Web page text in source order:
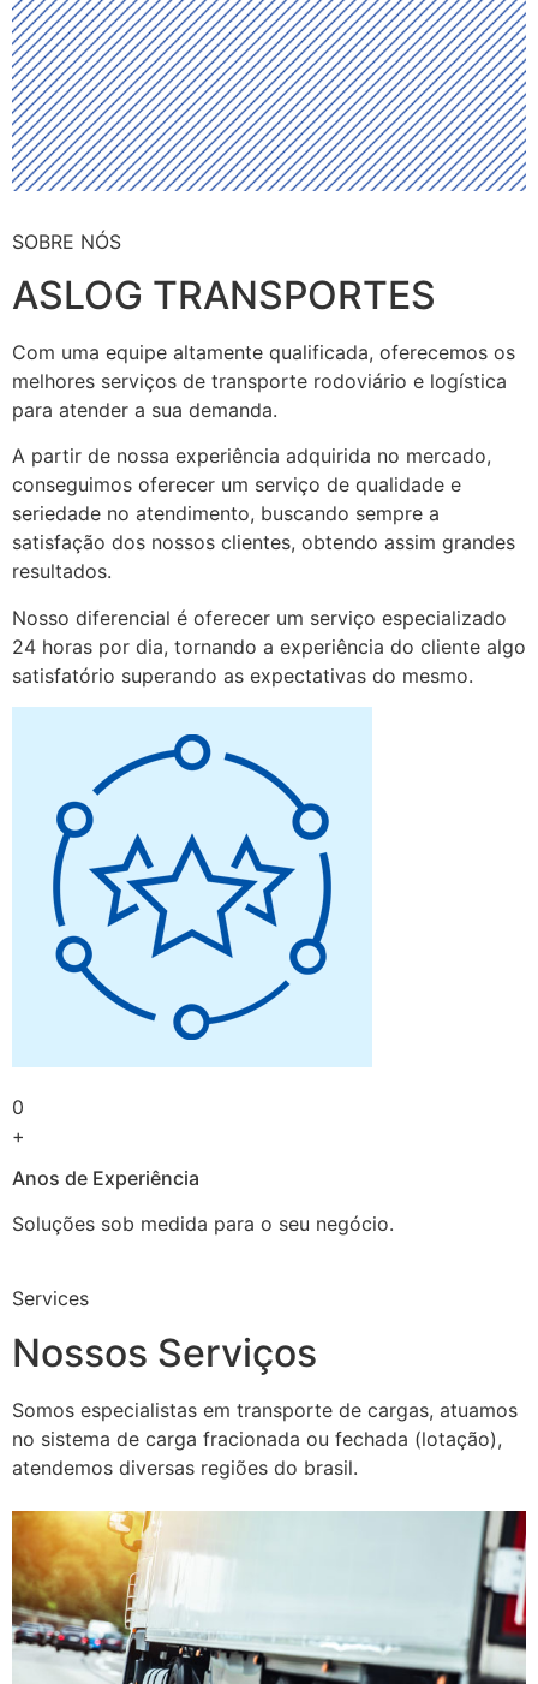
SOBRE NÓS
ASLOG TRANSPORTES
Com uma equipe altamente qualificada, oferecemos os
melhores serviços de transporte rodoviário e logística
para atender a sua demanda.
A partir de nossa experiência adquirida no mercado,
conseguimos oferecer um serviço de qualidade e
seriedade no atendimento, buscando sempre a
satisfação dos nossos clientes, obtendo assim grandes
resultados.
Nosso diferencial é oferecer um serviço especializado
24 horas por dia, tornando a experiência do cliente algo
satisfatório superando as expectativas do mesmo.
0
+
Anos de Experiência
Soluções sob medida para o seu negócio.
Services
Nossos Serviços
Somos especialistas em transporte de cargas, atuamos
no sistema de carga fracionada ou fechada (lotação),
atendemos diversas regiões do brasil.